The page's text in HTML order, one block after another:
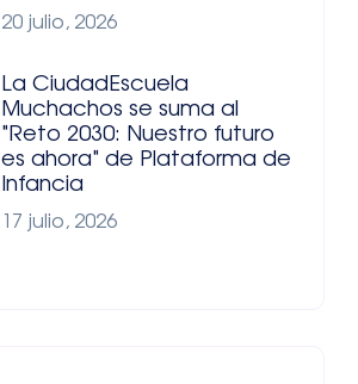
20 julio, 2026
La CiudadEscuela
Muchachos se suma al
"Reto 2030: Nuestro futuro
es ahora" de Plataforma de
Infancia
17 julio, 2026